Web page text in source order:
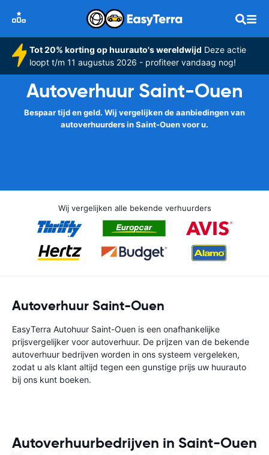
Tot 20% korting op huurauto's wereldwijd Deze actie
loopt t/m 11 augustus 2026 - profiteer vandaag nog!
Autoverhuur Saint-Ouen
Bespaar tijd en geld. Wij vergelijken de aanbiedingen van
autoverhuurders in Saint-Ouen voor u.
Wij vergelijken alle bekende verhuurders
Autoverhuur Saint-Ouen
EasyTerra Autohuur Saint-Ouen is een onafhankelijke
prijsvergelijker voor autoverhuur. De prijzen van de bekende
autoverhuur bedrijven worden in ons systeem vergeleken,
zodat u als klant altijd tegen een gunstige prijs uw huurauto
bij ons kunt boeken.
Autoverhuurbedrijven in Saint-Ouen